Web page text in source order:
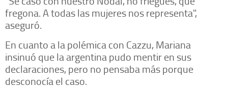
fregona. A todas las mujeres nos representa",
aseguró.
En cuanto a la polémica con Cazzu, Mariana
insinuó que la argentina pudo mentir en sus
declaraciones, pero no pensaba más porque
desconocía el caso.